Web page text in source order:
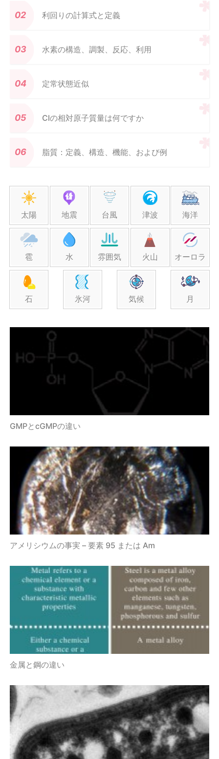
利回りの計算式と定義
水素の構造、調製、反応、利用
定常状態近似
Clの相対原子質量は何ですか
脂質：定義、構造、機能、および例
太陽 地震 台風 津波 海洋
雹 水 雰囲気 火山 オーロラ
石 氷河 気候 月
GMPとcGMPの違い
アメリシウムの事実 – 要素 95 または Am
金属と鋼の違い